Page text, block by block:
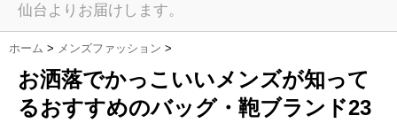
仙台よりお届けします。
ホーム > メンズファッション >
お洒落でかっこいいメンズが知って
るおすすめのバッグ・鞄ブランド23